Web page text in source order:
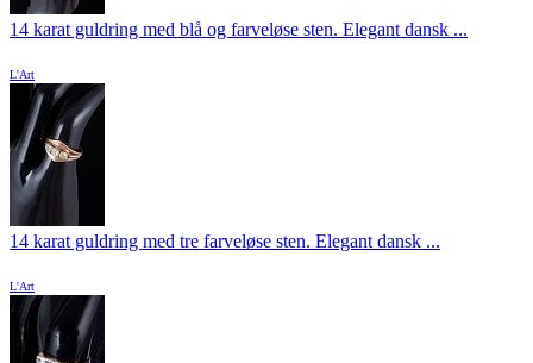
14 karat guldring med blå og farveløse sten. Elegant dansk ...
L'Art
14 karat guldring med tre farveløse sten. Elegant dansk ...
L'Art